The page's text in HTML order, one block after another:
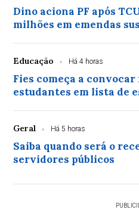
Dino aciona PF após
milhões em emendas
Educação Há 4 horas
Fies começa a
estudantes em lista de
Geral Há 5 horas
Saiba quando será o
servidores públicos